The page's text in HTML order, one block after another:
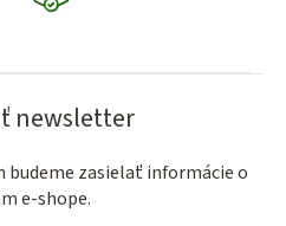
v
y
ý
p
newsletter
budeme zasielať informácie o
e-shope.